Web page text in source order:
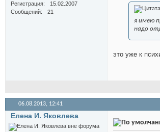
Регистрация
15.02.2007
Сообщений
21
я имею
надо
это уже к
06.08.2013, 12:41
Елена И. Яковлева